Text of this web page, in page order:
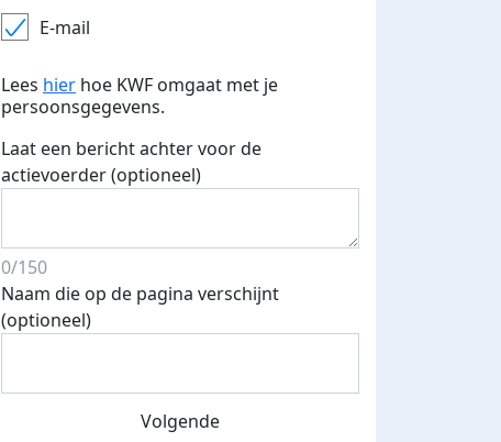
E-mail
Lees hier hoe KWF omgaat met je
persoonsgegevens.
Laat een bericht achter voor de
actievoerder (optioneel)
0/150
Naam die op de pagina verschijnt
(optioneel)
Volgende